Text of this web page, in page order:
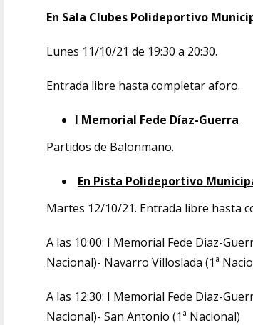
En Sala Clubes Polideportivo
Lunes 11/10/21 de 19:30 a 20:30.
Entrada libre hasta completar aforo.
I Memorial Fede Díaz-Guerra
Partidos de Balonmano.
En Pista Polideportivo
Martes 12/10/21. Entrada libre hasta
A las 10:00: I Memorial Fede Diaz-
Nacional)- Navarro Villoslada (1ª
A las 12:30: I Memorial Fede Diaz-
Nacional)- San Antonio (1ª Nacional)